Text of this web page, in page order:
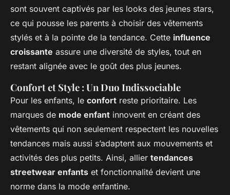
sont souvent captivés par les looks des jeunes stars,
ce qui pousse les parents à choisir des vêtements
stylés et à la pointe de la tendance. Cette influence
croissante assure une diversité de styles, tout en
restant alignée avec le goût des plus jeunes.
Confort et Style : Un Duo Indissociable
Pour les enfants, le confort reste prioritaire. Les
marques de mode enfant innovent en créant des
vêtements qui non seulement respectent les nouvelles
tendances mais aussi s’adaptent aux mouvements et
activités des plus petits. Ainsi, allier tendances
streetwear enfants et fonctionnalité devient une
norme dans la mode enfantine.